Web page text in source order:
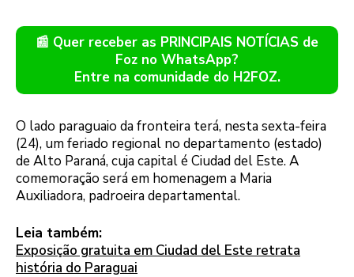
📰 Quer receber as PRINCIPAIS NOTÍCIAS de
Foz no WhatsApp?
Entre na comunidade do H2FOZ.
O lado paraguaio da fronteira terá, nesta sexta-feira
(24), um feriado regional no departamento (estado)
de Alto Paraná, cuja capital é Ciudad del Este. A
comemoração será em homenagem a Maria
Auxiliadora, padroeira departamental.
Leia também:
Exposição gratuita em Ciudad del Este retrata
história do Paraguai